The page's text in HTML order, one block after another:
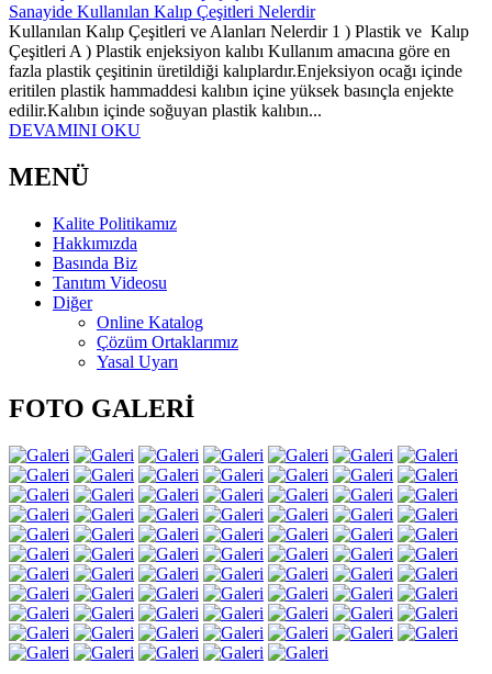
Sanayide Kullanılan Kalıp Çeşitleri Nelerdir
Kullanılan Kalıp Çeşitleri ve Alanları Nelerdir 1 ) Plastik ve Kalıp
Çeşitleri A ) Plastik enjeksiyon kalıbı Kullanım amacına göre en
fazla plastik çeşitinin üretildiği kalıplardır.Enjeksiyon ocağı içinde
eritilen plastik hammaddesi kalıbın içine yüksek basınçla enjekte
edilir.Kalıbın içinde soğuyan plastik kalıbın...
DEVAMINI OKU
MENÜ
Kalite Politikamız
Hakkımızda
Basında Biz
Tanıtım Videosu
Diğer
Online Katalog
Çözüm Ortaklarımız
Yasal Uyarı
FOTO GALERİ